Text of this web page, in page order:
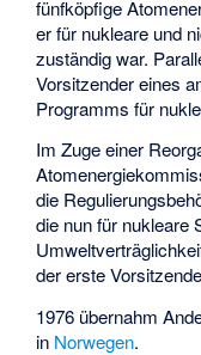
fünfköpfige
er für nukleare und
zuständig war.
Vorsitzender eines
Programms für
Im Zuge einer
die
die nun für nukleare
der erste
1976 übernahm
in Norwegen.